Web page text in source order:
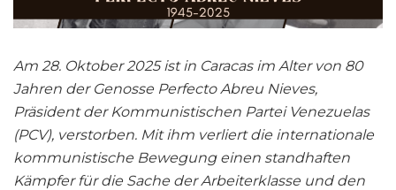
Am 28. Oktober 2025 ist in Caracas im Alter von 80
Jahren der Genosse Perfecto Abreu Nieves,
Präsident der Kommunistischen Partei Venezuelas
(PCV), verstorben. Mit ihm verliert die internationale
kommunistische Bewegung einen standhaften
Kämpfer für die Sache der Arbeiterklasse und den